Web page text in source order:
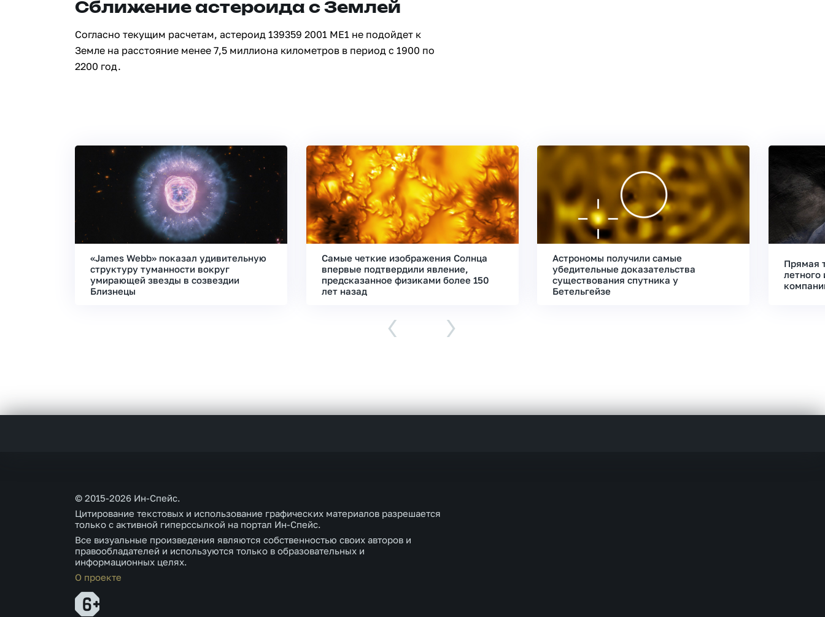
Сближение астероида с Землей
Согласно текущим расчетам, астероид 139359 2001 ME1 не подойдет к
Земле на расстояние менее 7,5 миллиона километров в период с 1900 по
2200 год.
«James Webb» показал удивительную
структуру туманности вокруг
умирающей звезды в созвездии
Близнецы
Самые четкие изображения Солнца
впервые подтвердили явление,
предсказанное физиками более 150
лет назад
Астрономы получили самые
убедительные доказательства
существования спутника у
Бетельгейзе
Прямая
летного
‹ ›
© 2015-2026 Ин-Спейс.
Цитирование текстовых и использование графических материалов разрешается
только с активной гиперссылкой на портал Ин-Спейс.
Все визуальные произведения являются собственностью своих авторов и
правообладателей и используются только в образовательных и
информационных целях.
О проекте